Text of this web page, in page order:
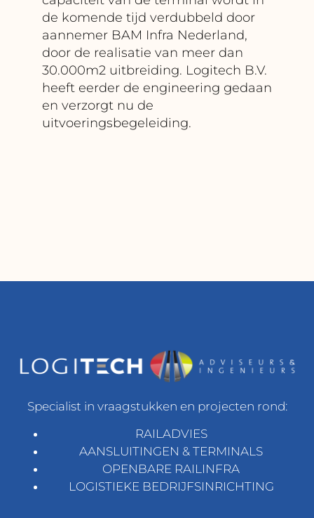
de komende tijd verdubbeld door
aannemer BAM Infra Nederland,
door de realisatie van meer dan
30.000m2 uitbreiding. Logitech B.V.
heeft eerder de engineering gedaan
en verzorgt nu de
uitvoeringsbegeleiding.
Specialist in vraagstukken en projecten rond:
RAILADVIES
AANSLUITINGEN & TERMINALS
OPENBARE RAILINFRA
LOGISTIEKE BEDRIJFSINRICHTING